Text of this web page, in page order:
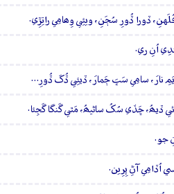
ڏورا ڏُورِ سُڄَنِ، ويئِي وِھامِي راتِڙِي.
اُنِ ري.
نارَ، سامِي سَڀَ ڄَمارَ، ڏيئِي ڏُکَ ڏُورِ…
ڏيھُ، ڇَڏي سُکُ ساڻيھُ، مَٿي گَنگا گَجِئا.
جو.
اُڏامِي آڻِ پِرِين.